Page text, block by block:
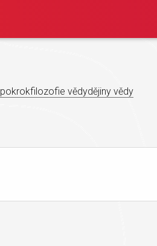
filozofie vědydějiny vědy